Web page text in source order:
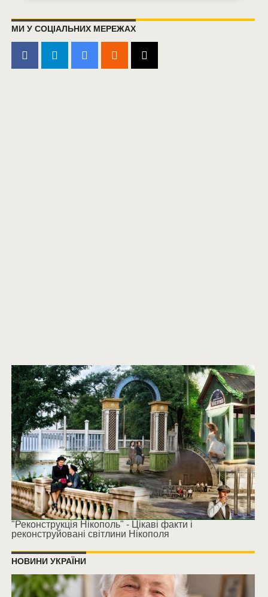
МИ У СОЦІАЛЬНИХ МЕРЕЖАХ
"Реконструкція Нікополь" - Цікаві факти і
реконструйовані світлини Нікополя
НОВИНИ УКРАЇНИ